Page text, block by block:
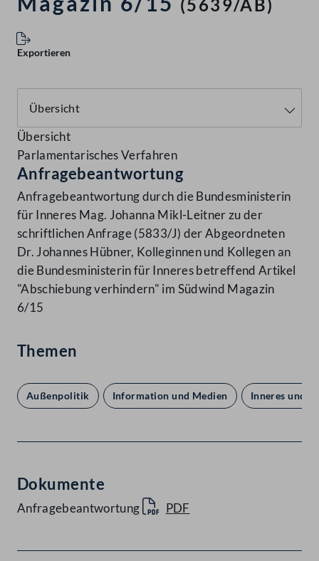
(5639/AB)
Exportieren
Übersicht
Parlamentarisches Verfahren
Anfragebeantwortung
Anfragebeantwortung durch die Bundesministerin
für Inneres Mag. Johanna Mikl-Leitner zu der
schriftlichen Anfrage (5833/J) der Abgeordneten
Dr. Johannes Hübner, Kolleginnen und Kollegen an
die Bundesministerin für Inneres betreffend Artikel
"Abschiebung verhindern" im Südwind Magazin
6/15
Themen
Außenpolitik Information und Medien Inneres und
Dokumente
Anfragebeantwortung PDF